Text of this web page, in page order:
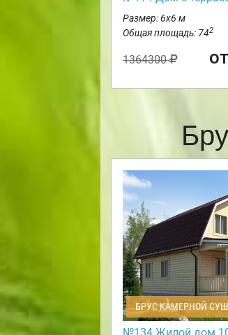
Размер: 6х6 м
Общая площадь: 742
1364300
БРУС КАМЕРНОЙ